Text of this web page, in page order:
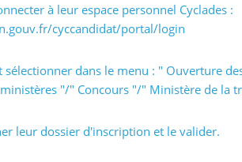
à leur espace personnel Cyclades :
cyccandidat/portal/login
dans le menu : " Ouverture
"/" Concours "/" Ministère de la
leur dossier d'inscription et le valider.